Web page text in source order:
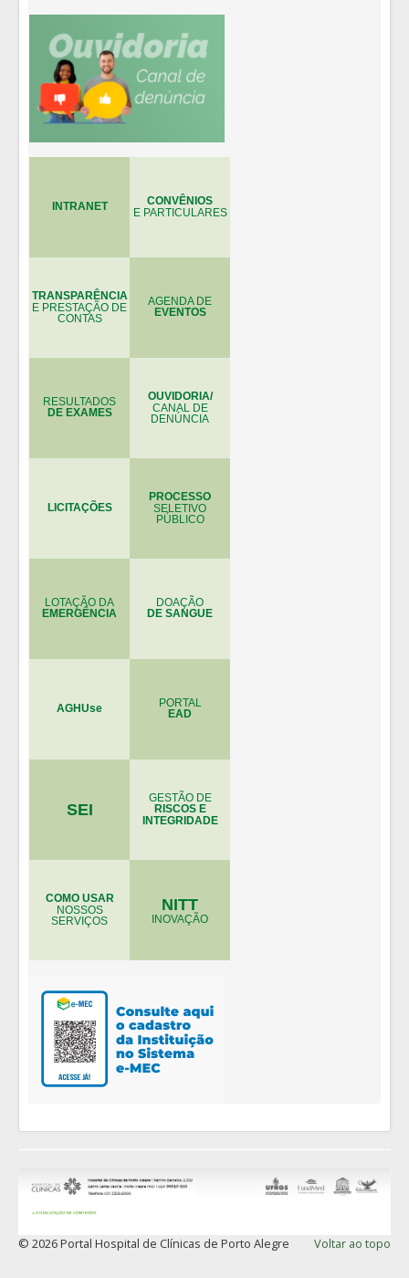
INTRANET CONVÊNIOS
E PARTICULARES
TRANSPARÊNCIA
E PRESTAÇÃO DE
CONTAS
AGENDA DE
EVENTOS
RESULTADOS
DE EXAMES
OUVIDORIA/
CANAL DE
DENÚNCIA
LICITAÇÕES
PROCESSO
SELETIVO
PÚBLICO
LOTAÇÃO DA
EMERGÊNCIA
DOAÇÃO
DE SANGUE
AGHUse PORTAL
EAD
SEI
GESTÃO DE
RISCOS E
INTEGRIDADE
COMO USAR
NOSSOS
SERVIÇOS
NITT
INOVAÇÃO
Voltar ao topo
© 2026 Portal Hospital de Clínicas de Porto Alegre